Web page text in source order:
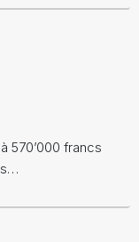
570’000 francs